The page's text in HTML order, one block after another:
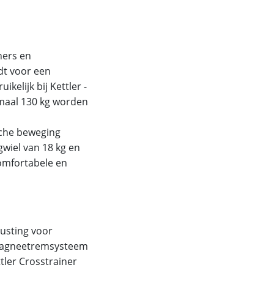
en
voor een
bij Kettler -
130 kg worden
beweging
van 18 kg en
en
voor
Crosstrainer